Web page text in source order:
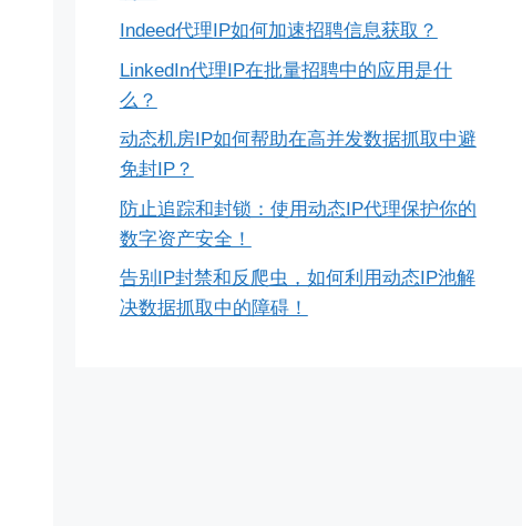
Indeed代理IP如何加速招聘信息获取？
LinkedIn代理IP在批量招聘中的应用是什
么？
动态机房IP如何帮助在高并发数据抓取中避
免封IP？
防止追踪和封锁：使用动态IP代理保护你的
数字资产安全！
告别IP封禁和反爬虫，如何利用动态IP池解
决数据抓取中的障碍！